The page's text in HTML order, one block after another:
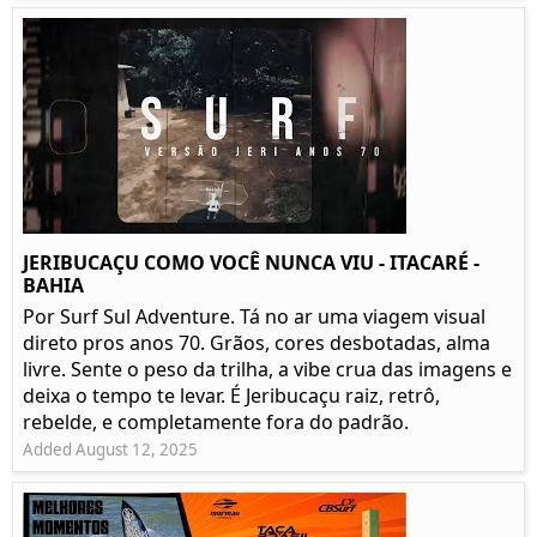
JERIBUCAÇU COMO VOCÊ NUNCA VIU - ITACARÉ -
BAHIA
Por Surf Sul Adventure. Tá no ar uma viagem visual
direto pros anos 70. Grãos, cores desbotadas, alma
livre. Sente o peso da trilha, a vibe crua das imagens e
deixa o tempo te levar. É Jeribucaçu raiz, retrô,
rebelde, e completamente fora do padrão.
Added August 12, 2025